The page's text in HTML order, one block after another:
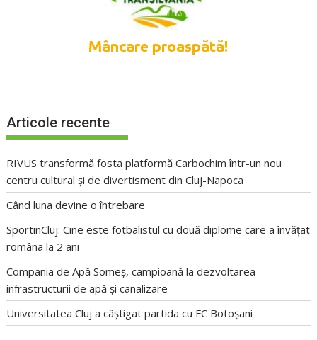
Articole recente
RIVUS transformă fosta platformă Carbochim într-un nou
centru cultural și de divertisment din Cluj-Napoca
Când luna devine o întrebare
SportinCluj: Cine este fotbalistul cu două diplome care a învățat
româna la 2 ani
Compania de Apă Someș, campioană la dezvoltarea
infrastructurii de apă și canalizare
Universitatea Cluj a câștigat partida cu FC Botoșani